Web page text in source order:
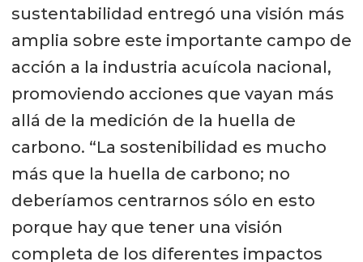
sustentabilidad entregó una visión más
amplia sobre este importante campo de
acción a la industria acuícola nacional,
promoviendo acciones que vayan más
allá de la medición de la huella de
carbono. “La sostenibilidad es mucho
más que la huella de carbono; no
deberíamos centrarnos sólo en esto
porque hay que tener una visión
completa de los diferentes impactos